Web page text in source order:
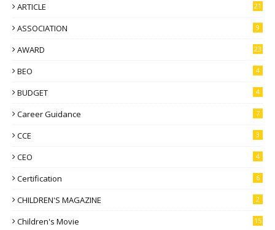
ARTICLE 21
ASSOCIATION 9
AWARD 23
BEO 4
BUDGET 4
Career Guidance 7
CCE 3
CEO 4
Certification 6
CHILDREN'S MAGAZINE 2
Children's Movie 15